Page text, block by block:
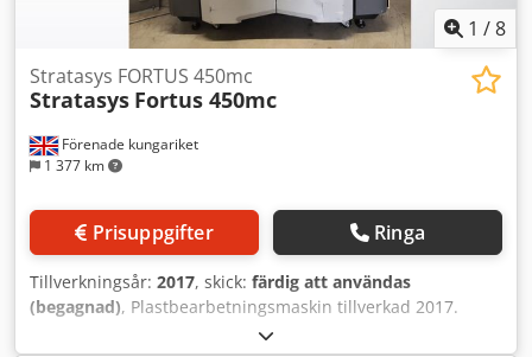
1 /8
Förenade kungariket
1 377 km
Stratasys FORTUS 450mc
Stratasys Fortus 450mc
Prisuppgifter Ringa
Tillverkningsår: 2017, skick: färdig att användas
(begagnad), Plastbearbetningsmaskin tillverkad 2017.
Denna Stratasys Fortus 450mc är utrustad med ett vanligt